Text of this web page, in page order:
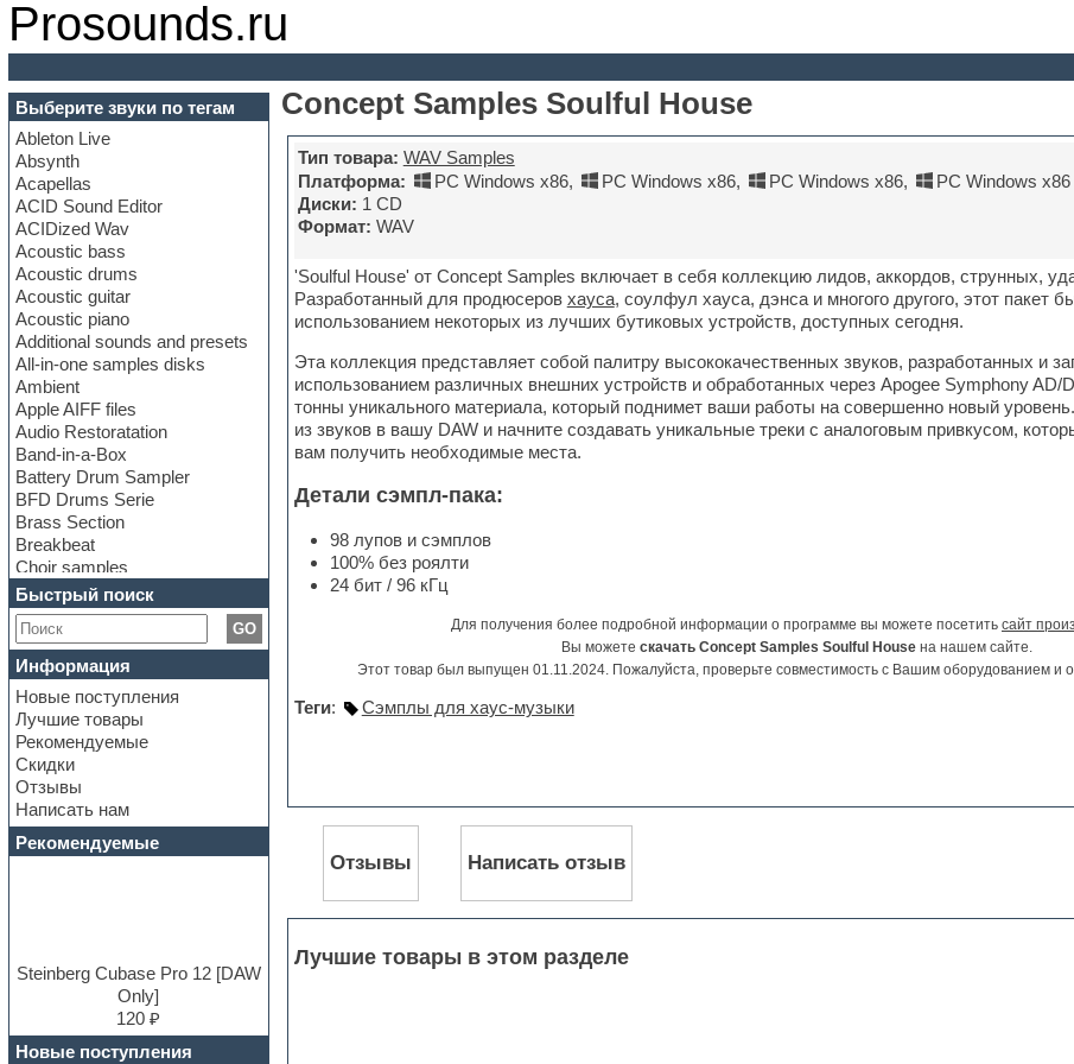
Prosounds.ru
Выберите звуки по тегам
Ableton Live
Absynth
Acapellas
ACID Sound Editor
ACIDized Wav
Acoustic bass
Acoustic drums
Acoustic guitar
Acoustic piano
Additional sounds and presets
All-in-one samples disks
Ambient
Apple AIFF files
Audio Restoratation
Band-in-a-Box
Battery Drum Sampler
BFD Drums Serie
Brass Section
Breakbeat
Choir samples
Chris Hein Samples
Cinematic samples
Club bass
Club leads
Club sounds
Construction kits
Convolution
Cubase
Dance drums
Dance music production
tutorials
DAW
Disco samples
Dubstep
E-MU Samples
Electric guitar
Быстрый поиск
GO
Информация
Новые поступления
Лучшие товары
Рекомендуемые
Скидки
Отзывы
Написать нам
Рекомендуемые
Steinberg Cubase Pro 12 [DAW
Only]
120 ₽
Новые поступления
Concept Samples Soulful House
Тип товара: WAV Samples
Платформа:
PC Windows x86, PC Windows x86, PC Windows x86,
PC Windows x86
Диски: 1 CD
Формат: WAV
'Soulful House' от Concept Samples включает в себя коллекцию лидов, аккордов, струнных,
Разработанный для продюсеров хауса, соулфул хауса, дэнса и многого другого, этот пакет
использованием некоторых из лучших бутиковых устройств, доступных сегодня.
Эта коллекция представляет собой палитру высококачественных звуков, разработанных и
использованием различных внешних устройств и обработанных через Apogee Symphony AD/
тонны уникального материала, который поднимет ваши работы на совершенно новый
из звуков в вашу DAW и начните создавать уникальные треки с аналоговым привкусом,
вам получить необходимые места.
Детали сэмпл-пака:
98 лупов и сэмплов
100% без роялти
24 бит / 96 кГц
Для получения более подробной информации о программе вы можете посетить сайт
Вы можетескачать Concept Samples Soulful House на нашем сайте.
Этот товар был выпущен 01.11.2024. Пожалуйста, проверьте совместимость с Вашим оборудованием и
Теги: Сэмплы для хаус-музыки
Отзывы Написать отзыв
Лучшие товары в этом разделе